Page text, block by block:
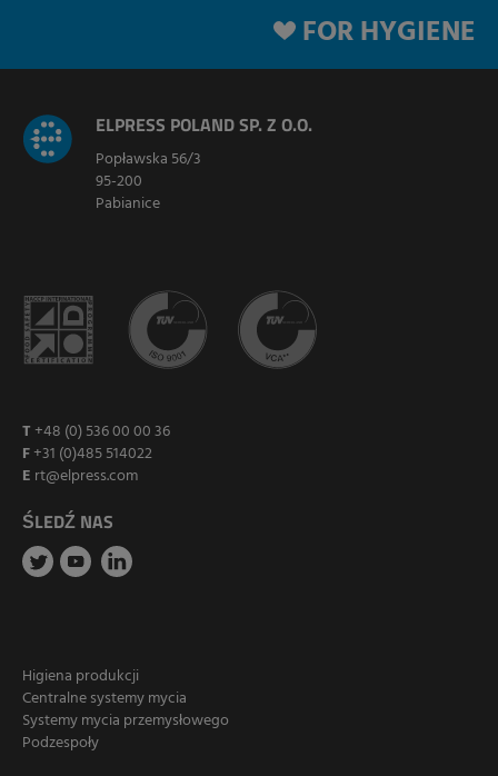
FOR HYGIENE
ELPRESS POLAND SP. Z O.O.
Popławska 56/3
95-200
Pabianice
T +48 (0) 536 00 00 36
F+31 (0)485 514022
E rt@elpress.com
ŚLEDŹ NAS
Higiena produkcji
Centralne systemy mycia
Systemy mycia przemysłowego
Podzespoły